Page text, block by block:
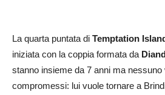
La quarta puntata di Temptation
iniziata con la coppia formata da
stanno insieme da 7 anni ma
compromessi: lui vuole tornare a